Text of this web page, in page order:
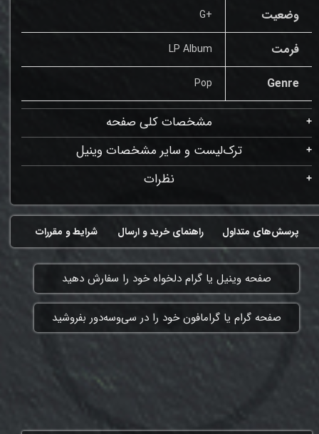
وضعیت +G
فرمت LP Album
Genre
Pop
مشخصات کلی صفحه
ترک‌لیست و سایر مشخصات وینیل
نظرات
شرایط و مقررات راهنمای خرید و ارسال پرسش‌های متداول
​صفحه وینیل یا گرام دلخواه خود را سفارش دهید
​صفحه گرام یا گرامافون خود را در سی‌وسه‌دور بفروشید